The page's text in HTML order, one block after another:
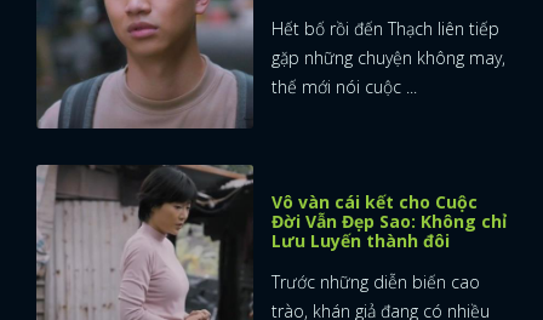
ĐĂNG NHẬP
Hết bố rồi đến Thạch liên tiếp
gặp những chuyện không may,
thế mới nói cuộc ...
Vô vàn cái kết cho Cuộc
Đời Vẫn Đẹp Sao: Không chỉ
Lưu Luyến thành đôi
Trước những diễn biến cao
trào, khán giả đang có nhiều